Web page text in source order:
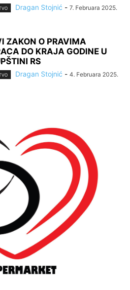
Dragan Stojnić - 7. Februara 2025.
ZAKON O PRAVIMA
DO KRAJA GODINE U
RS
Dragan Stojnić - 4. Februara 2025.